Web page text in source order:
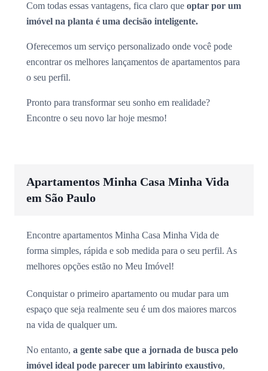
Com todas essas vantagens, fica claro que optar por um
imóvel na planta é uma decisão inteligente.
Oferecemos um serviço personalizado onde você pode
encontrar os melhores lançamentos de apartamentos para
o seu perfil.
Pronto para transformar seu sonho em realidade?
Encontre o seu novo lar hoje mesmo!
Apartamentos Minha Casa Minha Vida
em São Paulo
Encontre apartamentos Minha Casa Minha Vida de
forma simples, rápida e sob medida para o seu perfil. As
melhores opções estão no Meu Imóvel!
Conquistar o primeiro apartamento ou mudar para um
espaço que seja realmente seu é um dos maiores marcos
na vida de qualquer um.
No entanto, a gente sabe que a jornada de busca pelo
imóvel ideal pode parecer um labirinto exaustivo,